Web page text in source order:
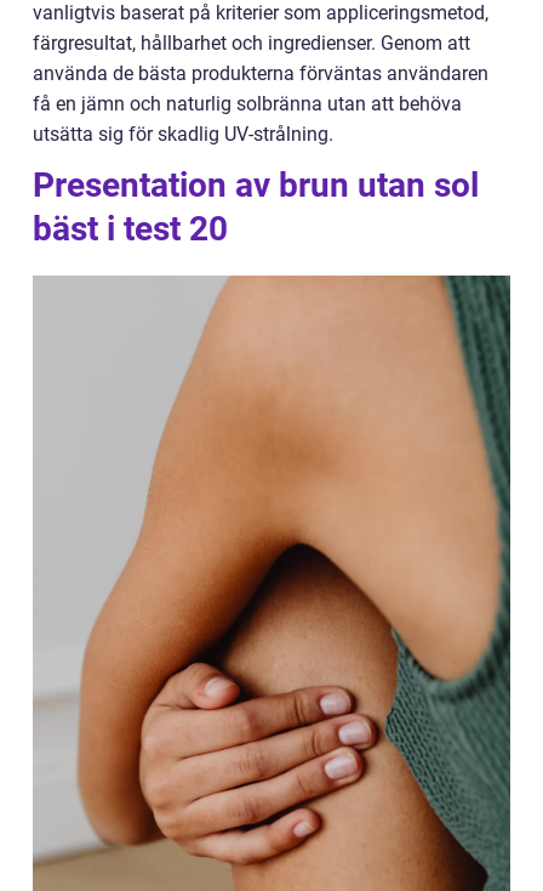
vanligtvis baserat på kriterier som appliceringsmetod,
färgresultat, hållbarhet och ingredienser. Genom att
använda de bästa produkterna förväntas användaren
få en jämn och naturlig solbränna utan att behöva
utsätta sig för skadlig UV-strålning.
Presentation av brun utan sol
bäst i test 20